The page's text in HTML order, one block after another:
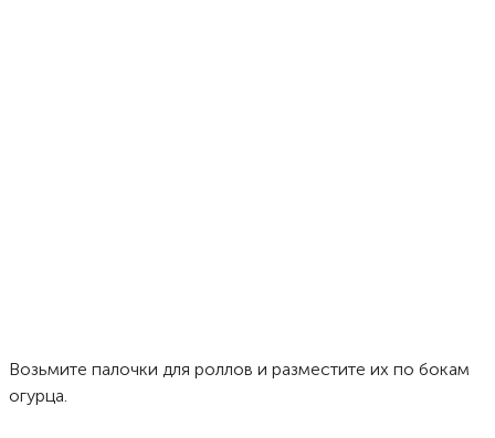
Возьмите палочки для роллов и разместите их по бокам
огурца.